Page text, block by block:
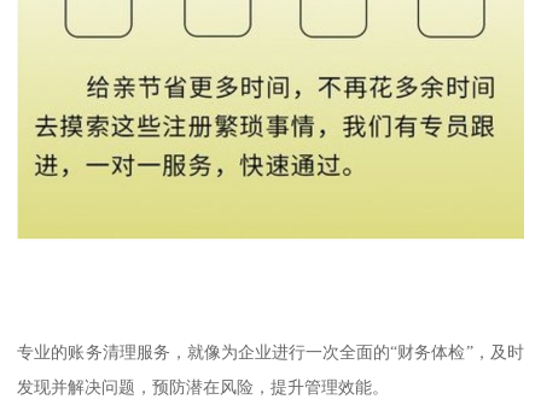
专业的账务清理服务，就像为企业进行一次全面的“财务体检”，及时
发现并解决问题，预防潜在风险，提升管理效能。